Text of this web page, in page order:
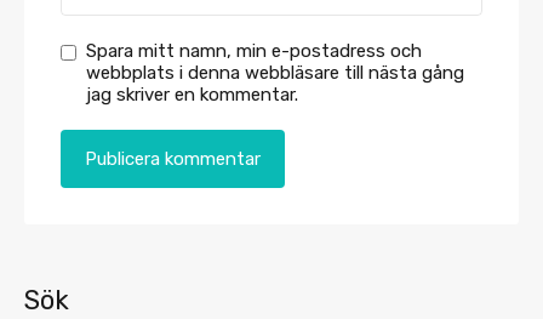
Spara mitt namn, min e-postadress och
webbplats i denna webbläsare till nästa gång
jag skriver en kommentar.
Sök